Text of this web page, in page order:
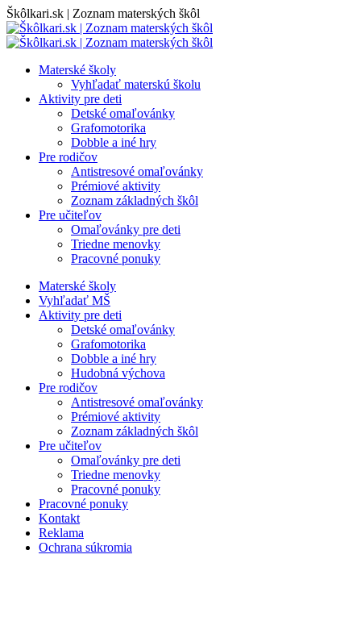
Skip
to
content
Škôlkari.sk | Zoznam materských škôl
Materské školy
Vyhľadať materskú školu
Aktivity pre deti
Detské omaľovánky
Grafomotorika
Dobble a iné hry
Pre rodičov
Antistresové omaľovánky
Prémiové aktivity
Zoznam základných škôl
Pre učiteľov
Omaľovánky pre deti
Triedne menovky
Pracovné ponuky
Materské školy
Vyhľadať MŠ
Aktivity pre deti
Detské omaľovánky
Grafomotorika
Dobble a iné hry
Hudobná výchova
Pre rodičov
Antistresové omaľovánky
Prémiové aktivity
Zoznam základných škôl
Pre učiteľov
Omaľovánky pre deti
Triedne menovky
Pracovné ponuky
Pracovné ponuky
Kontakt
Reklama
Ochrana súkromia